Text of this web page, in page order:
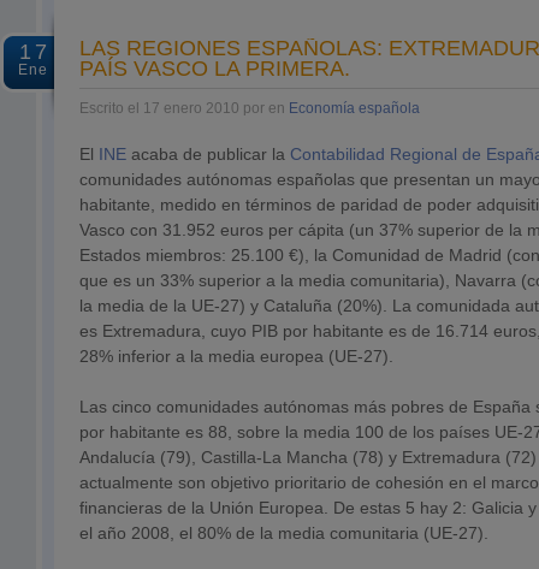
17
Ene
LAS REGIONES ESPAÑOLAS:
PAÍS VASCO LA PRIMERA.
Escrito el 17 enero 2010 por en Economía española
El INE acaba de publicar la Contabilidad Regional de
comunidades autónomas españolas que presentan un
habitante, medido en términos de paridad de poder
Vasco con 31.952 euros per cápita (un 37% superior de la
Estados miembros: 25.100 €), la Comunidad de Madrid
que es un 33% superior a la media comunitaria), Navarra
la media de la UE-27) y Cataluña (20%). La comunidada
es Extremadura, cuyo PIB por habitante es de 16.714
28% inferior a la media europea (UE-27).
Las cinco comunidades autónomas más pobres de España
por habitante es 88, sobre la media 100 de los países UE-
Andalucía (79), Castilla-La Mancha (78) y Extremadura
actualmente son objetivo prioritario de cohesión en el
financieras de la Unión Europea. De estas 5 hay 2: Galicia
el año 2008, el 80% de la media comunitaria (UE-27).